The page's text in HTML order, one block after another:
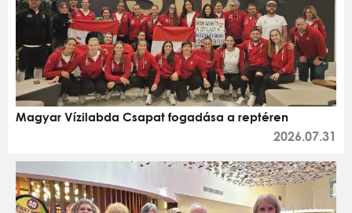
Magyar Vízilabda Csapat fogadása a reptéren
2026.07.31